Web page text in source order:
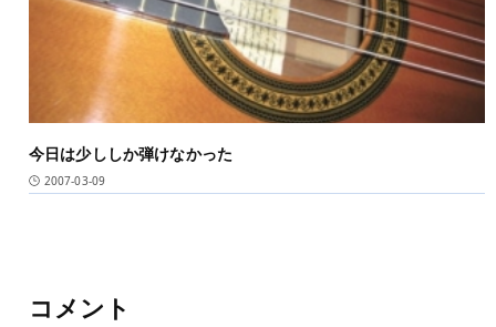
今日は少ししか弾けなかった
2007-03-09
コメント